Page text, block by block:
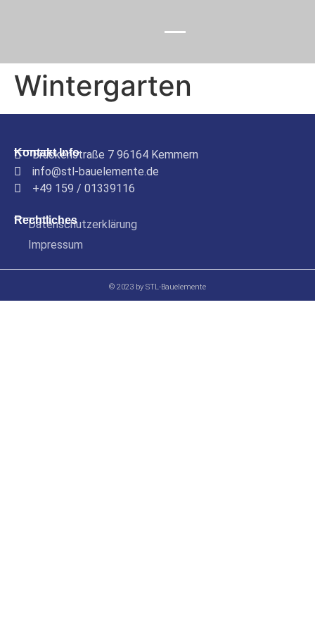
Wintergarten
Kontakt Info
Brückenstraße 7 96164 Kemmern
info@stl-bauelemente.de
+49 159 / 01339116
Rechtliches
Datenschutzerklärung
Impressum
© 2023 by STL-Bauelemente